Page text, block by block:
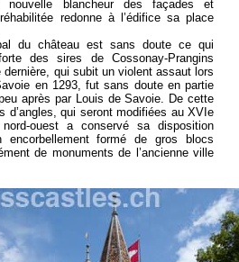
nouvelle blancheur des façades et
redonne à l’édifice sa place
du château est sans doute ce qui
des sires de Cossonay-Prangins
dernière, qui subit un violent assaut lors
en 1293, fut sans doute en partie
après par Louis de Savoie. De cette
d’angles, qui seront modifiées au XVIe
ouest a conservé sa disposition
encorbellement formé de gros blocs
de monuments de l’ancienne ville